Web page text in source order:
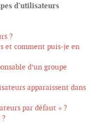
d’utilisateurs
?
et comment puis-je en
d’un groupe
apparaissent dans
par défaut » ?
?